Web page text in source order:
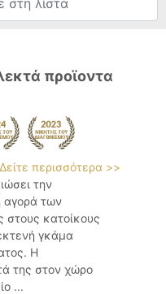
προϊοντα
Δείτε περισσότερα >>
την
αγορά των
κατοίκους
γκάμα
Η
της στον χώρο
...